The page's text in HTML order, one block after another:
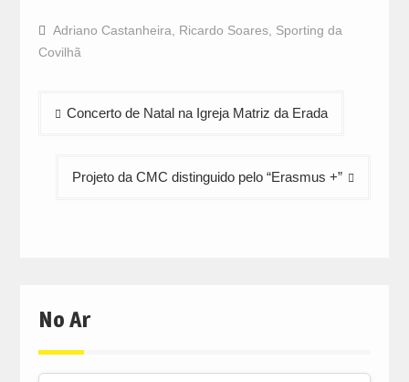
Facebook
(Opens
in
new
WhatsApp
(Opens
Twitter
(Opens
Adriano Castanheira Ricardo Soares, Sporting da
Covilhã
Navegação
Concerto de Natal na Igreja Matriz da Erada
Projeto da CMC distinguido pelo “Erasmus +”
No Ar